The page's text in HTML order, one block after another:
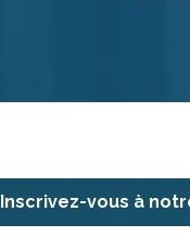
Inscrivez-vous à